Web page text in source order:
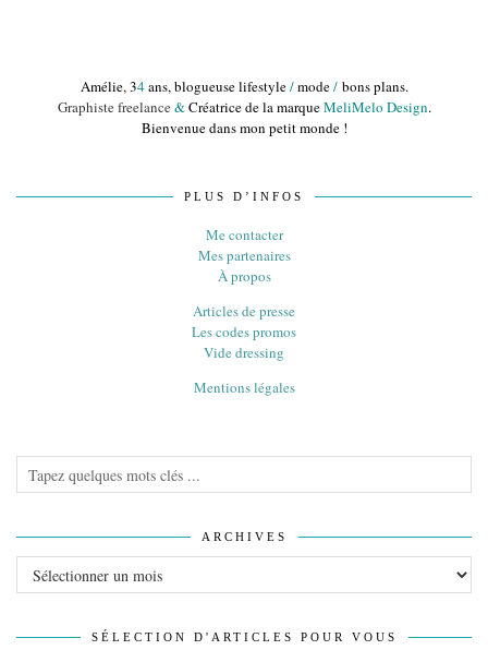
Amélie, 34ans, blogueuse lifestyle/mode/bons plans.
Graphiste freelance&Créatrice de la marqueMeliMelo Design.
Bienvenue dans mon petit monde !
PLUS D’INFOS
Me contacter
Mes partenaires
À propos
Articles de presse
Les codes promos
Vide dressing
Mentions légales
ARCHIVES
SÉLECTION D'ARTICLES POUR VOUS